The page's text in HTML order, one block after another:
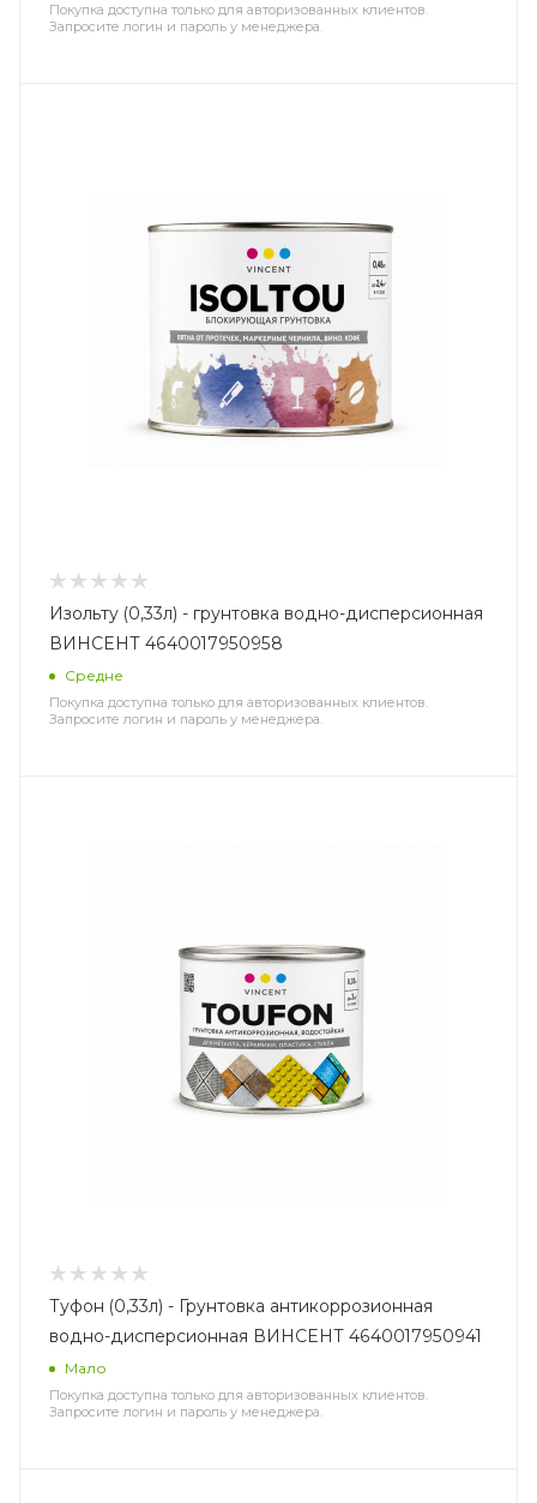
Покупка доступна только для авторизованных клиентов.
Запросите логин и пароль у менеджера.
Изольту (0,33л) - грунтовка водно-дисперсионная
ВИНСЕНТ 4640017950958
Средне
Покупка доступна только для авторизованных клиентов.
Запросите логин и пароль у менеджера.
Туфон (0,33л) - Грунтовка антикоррозионная
водно-дисперсионная ВИНСЕНТ 4640017950941
Мало
Покупка доступна только для авторизованных клиентов.
Запросите логин и пароль у менеджера.